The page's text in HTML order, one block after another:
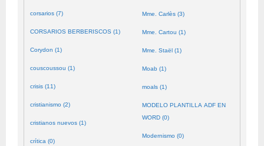
corsarios (7)
CORSARIOS BERBERISCOS (1)
Corydon (1)
couscoussou (1)
crisis (11)
cristianismo (2)
cristianos nuevos (1)
crítica (0)
Mme. Carlès (3)
Mme. Cartou (1)
Mme. Staël (1)
Moab (1)
moals (1)
MODELO PLANTILLA ADF EN
WORD (0)
Modernismo (0)